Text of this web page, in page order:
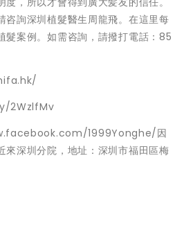
咨詢深圳植髮醫生周龍飛。在這里每
髮案例。如需咨詢，請撥打電話：85
2WzlfMv
1999Yonghe/因
來深圳分院，地址：深圳市福田區梅